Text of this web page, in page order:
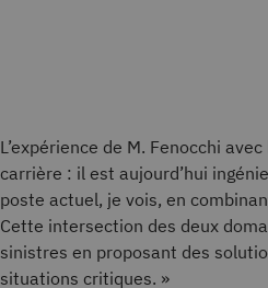
L’expérience de M. Fenocchi
carrière : il est aujourd’hui
poste actuel, je vois, en
Cette intersection des deux
sinistres en proposant des
situations critiques. »